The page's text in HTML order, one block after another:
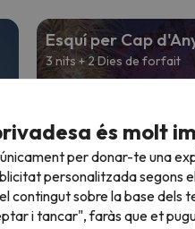
Esquí per Cap
3 nits + 2 Dies de forfait
Esquí al març
2 nits + 2 Dies de forfait
és molt
per donar-te una
personalitzada segons
contingut sobre la base dels
i tancar", faràs que et